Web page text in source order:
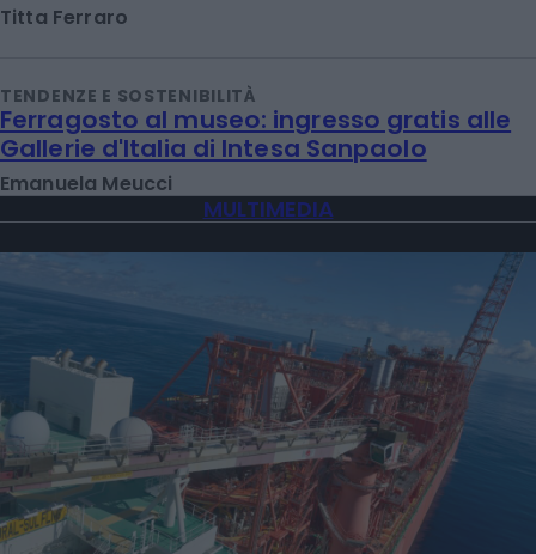
Titta Ferraro
TENDENZE E SOSTENIBILITÀ
Ferragosto al museo: ingresso gratis alle
Gallerie d'Italia di Intesa Sanpaolo
Emanuela Meucci
MULTIMEDIA